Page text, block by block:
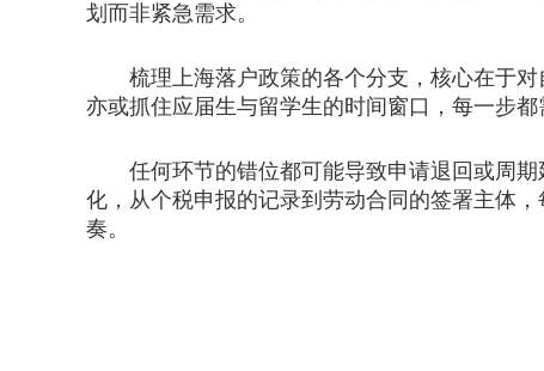
划而非紧急需求。
梳理上海落户政策的各个分支，核心在于对
亦或抓住应届生与留学生的时间窗口，每一步
任何环节的错位都可能导致申请退回或周期
化，从个税申报的记录到劳动合同的签署主体
奏。